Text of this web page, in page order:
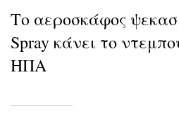
Το αεροσκάφος
Spray κάνει το
ΗΠΑ